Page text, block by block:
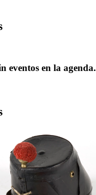
eventos en la agenda.